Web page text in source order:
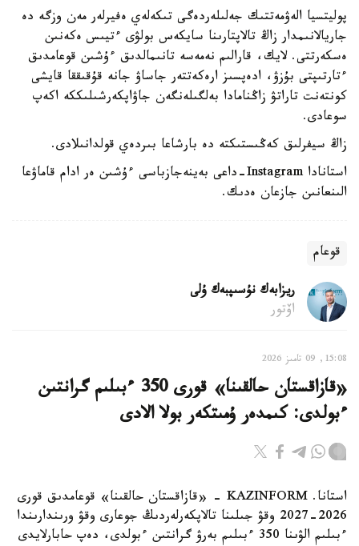
پوليتسيا الەۋمەتتىك جەلىلەردەگى تىكەلەي ەفيرلەر مەن وزگە دە
جاريالانىمدار زاڭ تالاپتارىنا سايكەس بولۋى ءتيىس ەكەنىن
ەسكەرتتى. لايك، قارالىم نەمەسە تانىمالدىق ءۇشىن قوعامدىق
ءتارتىپتى بۇزۋ، ادەپسىز ارەكەتتەر جاساۋ جانە قۇقىققا قايشى
كونتەنت تاراتۋ زاڭنامادا بەلگىلەنگەن جاۋاپكەرشىلىككە اكەپ
سوعادى.
زاڭ سيفرلىق كەڭىستىكتە دە بارشاعا بىردەي قولدانىلادى.
استانادا Instagram-داعى بەينەجازباسى ءۇشىن ەر ادام قاماۋعا
الىنعانىن جازعان ەدىك.
قوعام
ريزابەك نۇسىپبەك ۇلى
اۆتور
15:08, 09 تامىز 2026
«قازاقستان حالقىنا» قورى 350 ءبىلىم گرانتىن
ءبولدى: كىمدەر ۇمىتكەر بولا الادى
استانا. KAZINFORM - «قازاقستان حالقىنا» قوعامدىق قورى
2026-2027 وقۋ جىلىنا تالاپكەرلەردىڭ جوعارى وقۋ ورىندارىندا
ءبىلىم الۋىنا 350 ءبىلىم بەرۋ گرانتىن ءبولدى، دەپ حابارلايدى